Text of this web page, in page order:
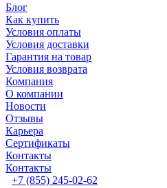
Блог
Как купить
Условия оплаты
Условия доставки
Гарантия на товар
Условия возврата
Компания
О компании
Новости
Отзывы
Карьера
Сертификаты
Контакты
Контакты
+7 (855) 245-02-62